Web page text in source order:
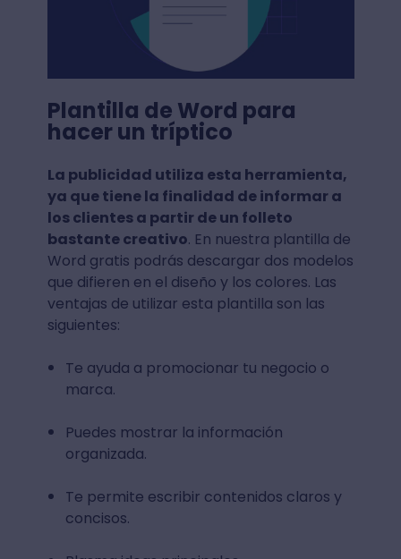
Plantilla de Word para
hacer un tríptico
La publicidad utiliza esta herramienta,
ya que tiene la finalidad de informar a
los clientes a partir de un folleto
bastante creativo. En nuestra plantilla de
Word gratis podrás descargar dos modelos
que difieren en el diseño y los colores. Las
ventajas de utilizar esta plantilla son las
siguientes:
Te ayuda a promocionar tu negocio o
marca.
Puedes mostrar la información
organizada.
Te permite escribir contenidos claros y
concisos.